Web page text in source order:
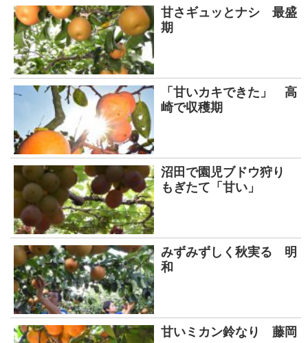
甘さギュッとナシ 最盛
期
「甘いカキできた」 高
崎で収穫期
沼田で園児ブドウ狩り
もぎたて「甘い」
みずみずしく秋実る 明
和
甘いミカン鈴なり 藤岡